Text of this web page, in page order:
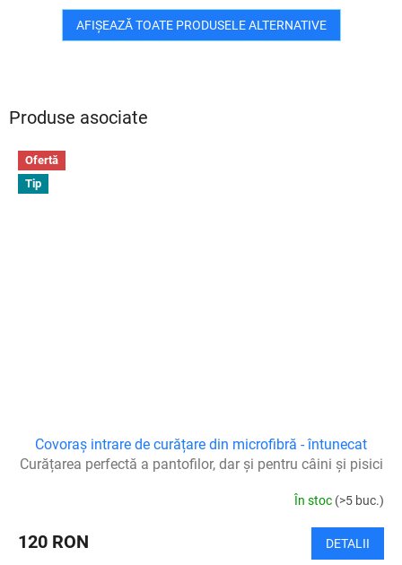
Produse asociate
Ofertă
Tip
Covoraș intrare de curățare din microfibră - întunecat
Curățarea perfectă a pantofilor, dar și pentru câini și pisici
În stoc (>5 buc.)
120 RON DETALII
AFIŞEAZĂ TOATE PRODUSELE ALTERNATIVE